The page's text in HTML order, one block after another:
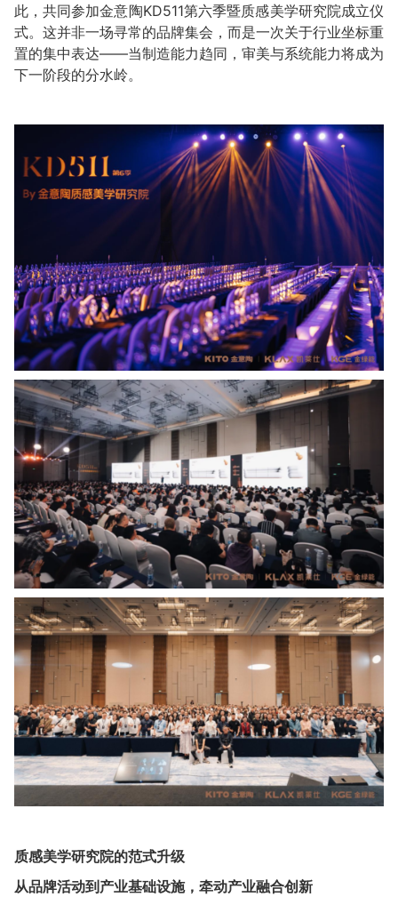
此，共同参加金意陶KD511第六季暨质感美学研究院成立仪
式。这并非一场寻常的品牌集会，而是一次关于行业坐标重
置的集中表达——当制造能力趋同，审美与系统能力将成为
下一阶段的分水岭。
质感美学研究院的范式升级
从品牌活动到产业基础设施，牵动产业融合创新